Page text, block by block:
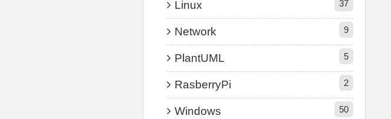
Linux 37
Network 9
PlantUML 5
RasberryPi 2
Windows 50